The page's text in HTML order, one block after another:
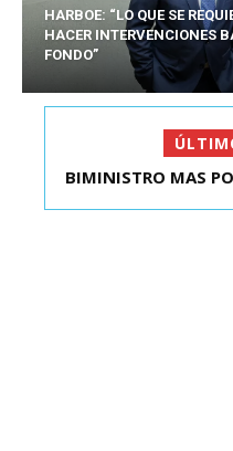
HARBOE: “LO QUE SE
HACER INTERVENCIONES
FONDO”
KAST SE REUNIÓ
BIMINISTRO MAS